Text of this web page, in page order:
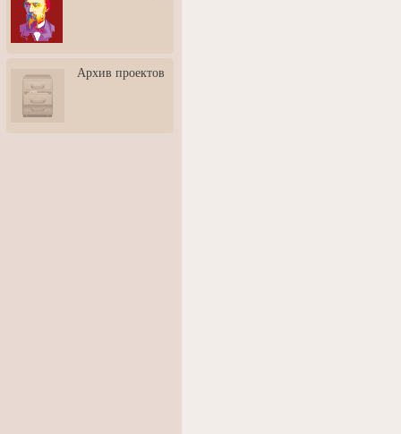
3: Обусловленности
человека и их влияние на
карьеру
скульптором Дмитрием
Тугариновым
АртБульвар в День города
Архив проектов